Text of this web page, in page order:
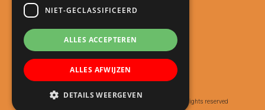
Meld je kind aan
Roosters
Nieuws
· All rights reserved
NIET-GECLASSIFICEERD
ALLES ACCEPTEREN
ALLES AFWIJZEN
DETAILS WEERGEVEN